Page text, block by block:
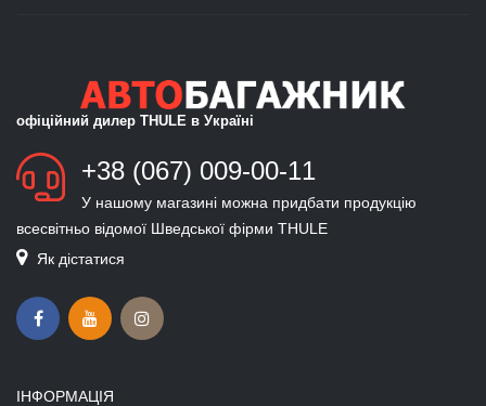
офіційний дилер THULE в Україні
+38 (067) 009-00-11
У нашому магазині можна придбати продукцію
всесвітньо відомої Шведської фірми THULE
Як дістатися
ІНФОРМАЦІЯ